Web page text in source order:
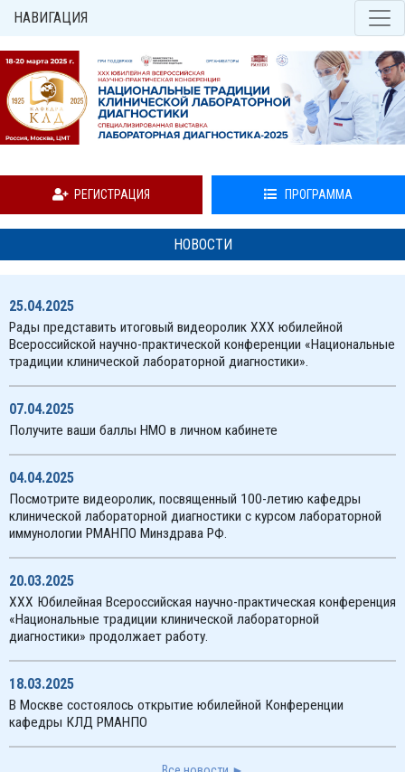
НАВИГАЦИЯ
РЕГИСТРАЦИЯ ПРОГРАММА
НОВОСТИ
25.04.2025
Рады представить итоговый видеоролик XXX юбилейной
Всероссийской научно-практической конференции «Национальные
традиции клинической лабораторной диагностики».
07.04.2025
Получите ваши баллы НМО в личном кабинете
04.04.2025
Посмотрите видеоролик, посвященный 100-летию кафедры
клинической лабораторной диагностики с курсом лабораторной
иммунологии РМАНПО Минздрава РФ.
20.03.2025
XXX Юбилейная Всероссийская научно-практическая конференция
«Национальные традиции клинической лабораторной
диагностики» продолжает работу.
18.03.2025
В Москве состоялось открытие юбилейной Конференции
кафедры КЛД РМАНПО